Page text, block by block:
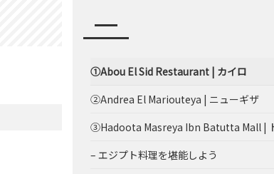
①Abou El Sid Restaurant | カイロ
②Andrea El Mariouteya | ニューギザ
③Hadoota Masreya Ibn Batutta Mall |
– エジプト料理を堪能しよう